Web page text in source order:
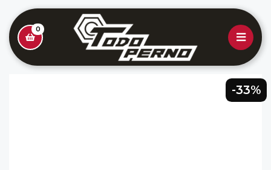
0
-33%